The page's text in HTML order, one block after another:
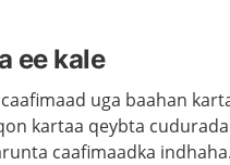
ee kale
uga baahan
kartaa qeybta
caafimaadka indhaha.